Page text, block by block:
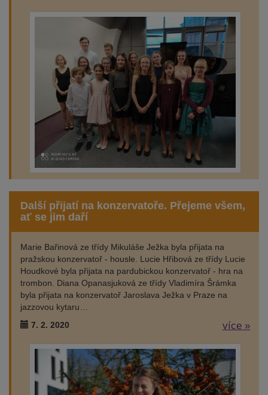
Další přijatí na konzervatoře. Přejeme všem,
ať se jim daří
Marie Bařinová ze třídy Mikuláše Ježka byla přijata na
pražskou konzervatoř - housle. Lucie Hřibová ze třídy Lucie
Houdkové byla přijata na pardubickou konzervatoř - hra na
trombon. Diana Opanasjuková ze třídy Vladimíra Šrámka
byla přijata na konzervatoř Jaroslava Ježka v Praze na
jazzovou kytaru…
7. 2. 2020
více »